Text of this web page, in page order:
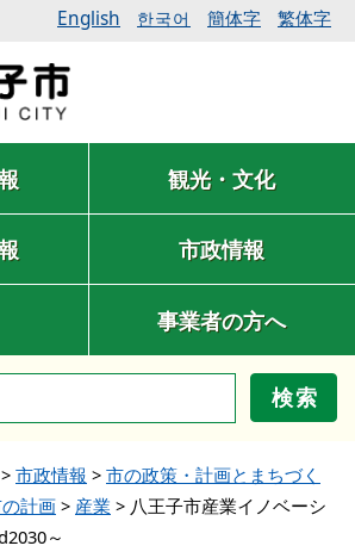
English 한국어 簡体字 繁体字
観光・文化
市政情報
事業者の方へ
検索
市政情報 > 市の政策・計画とまちづく
計画 > 産業 > 八王子市産業イノベーシ
～